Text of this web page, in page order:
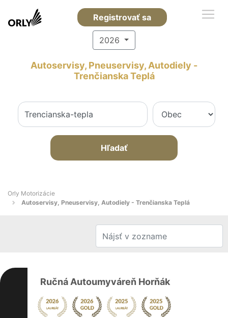
Registrovať sa
2026
Autoservisy, Pneuservisy, Autodiely -
Trenčianska Teplá
Hľadať
Orly Motorizácie
Autoservisy, Pneuservisy, Autodiely - Trenčianska Teplá
Ručná Autoumyváreň Horňák